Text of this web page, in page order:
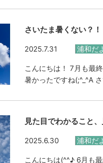
さいたま暑くない？！
2025.7.31 浦和だ
こんにちは！ 7月も最
暑かったですね(;^_^A
見た目でわかること
2025.6.30 浦和だ
こんにちは(^^♪ 6月も